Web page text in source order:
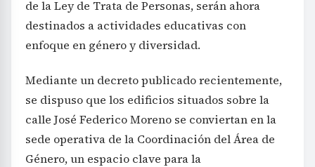
de la Ley de Trata de Personas, serán ahora
destinados a actividades educativas con
enfoque en género y diversidad.
Mediante un decreto publicado recientemente,
se dispuso que los edificios situados sobre la
calle José Federico Moreno se conviertan en la
sede operativa de la Coordinación del Área de
Género, un espacio clave para la